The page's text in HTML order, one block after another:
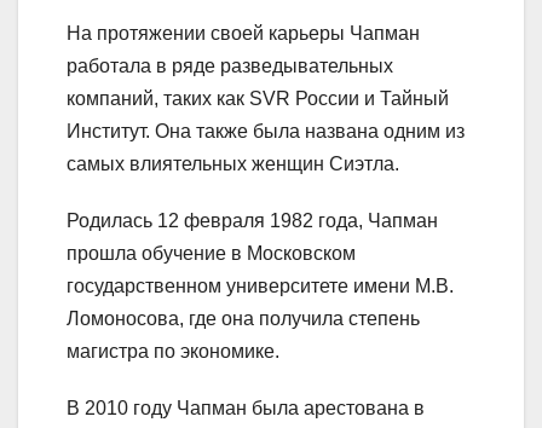
На протяжении своей карьеры Чапман
работала в ряде разведывательных
компаний, таких как SVR России и Тайный
Институт. Она также была названа одним из
самых влиятельных женщин Сиэтла.
Родилась 12 февраля 1982 года, Чапман
прошла обучение в Московском
государственном университете имени М.В.
Ломоносова, где она получила степень
магистра по экономике.
В 2010 году Чапман была арестована в